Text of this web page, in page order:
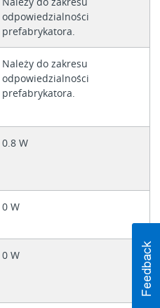
odpowiedzialności
prefabrykatora.
Należy do zakresu
odpowiedzialności
prefabrykatora.
0.8 W
0 W
0 W